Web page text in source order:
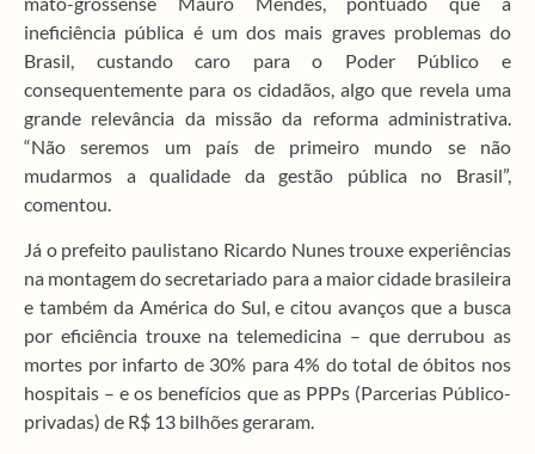
ineficiência pública é um dos mais graves problemas do
Brasil, custando caro para o Poder Público e
consequentemente para os cidadãos, algo que revela uma
grande relevância da missão da reforma administrativa.
“Não seremos um país de primeiro mundo se não
mudarmos a qualidade da gestão pública no Brasil”,
comentou.
Já o prefeito paulistano Ricardo Nunes trouxe experiências
na montagem do secretariado para a maior cidade brasileira
e também da América do Sul, e citou avanços que a busca
por eficiência trouxe na telemedicina – que derrubou as
mortes por infarto de 30% para 4% do total de óbitos nos
hospitais – e os benefícios que as PPPs (Parcerias Público-
privadas) de R$ 13 bilhões geraram.